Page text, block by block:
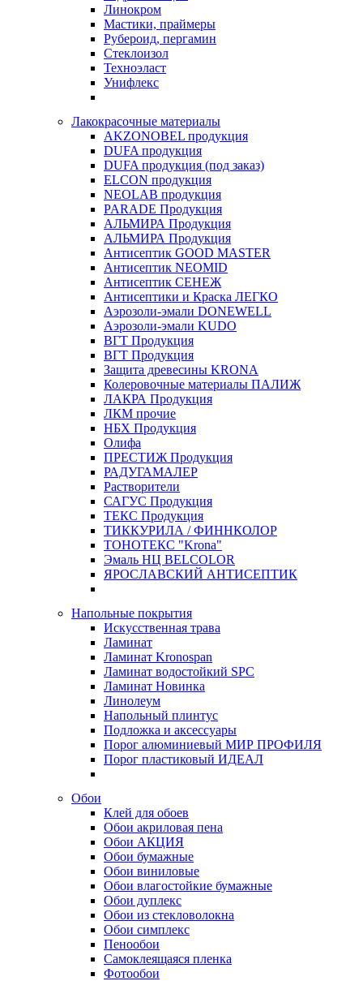
Линокром
Мастики, праймеры
Рубероид, пергамин
Стеклоизол
Техноэласт
Унифлекс
Лакокрасочные материалы
AKZONOBEL продукция
DUFA продукция
DUFA продукция (под заказ)
ELCON продукция
NEOLAB продукция
PARADE Продукция
АЛЬМИРА Продукция
АЛЬМИРА Продукция
Антисептик GOOD MASTER
Антисептик NEOMID
Антисептик СЕНЕЖ
Антисептики и Краска ЛЕГКО
Аэрозоли-эмали DONEWELL
Аэрозоли-эмали KUDO
ВГТ Продукция
ВГТ Продукция
Защита древесины KRONA
Колеровочные материалы ПАЛИЖ
ЛАКРА Продукция
ЛКМ прочие
НБХ Продукция
Олифа
ПРЕСТИЖ Продукция
РАДУГАМАЛЕР
Растворители
САГУС Продукция
ТЕКС Продукция
ТИККУРИЛА / ФИННКОЛОР
ТОНОТЕКС "Krona"
Эмаль НЦ BELCOLOR
ЯРОСЛАВСКИЙ АНТИСЕПТИК
Напольные покрытия
Искусственная трава
Ламинат
Ламинат Kronospan
Ламинат водостойкий SPC
Ламинат Новинка
Линолеум
Напольный плинтус
Подложка и аксессуары
Порог алюминиевый МИР ПРОФИЛЯ
Порог пластиковый ИДЕАЛ
Обои
Клей для обоев
Обои акриловая пена
Обои АКЦИЯ
Обои бумажные
Обои виниловые
Обои влагостойкие бумажные
Обои дуплекс
Обои из стекловолокна
Обои симплекс
Пенообои
Самоклеящаяся пленка
Фотообои